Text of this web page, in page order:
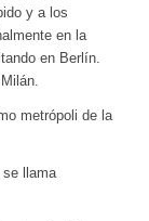
y a los
en la
en Berlín.
metrópoli de la
se llama